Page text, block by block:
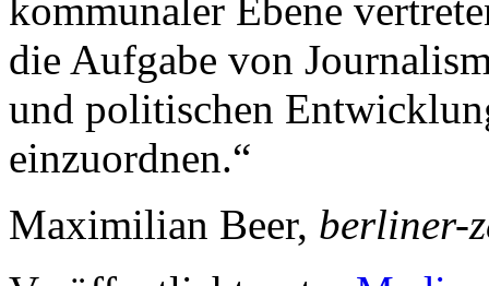
kommunaler Ebene
die Aufgabe von
und politischen
einzuordnen.“
Maximilian Beer, berliner-